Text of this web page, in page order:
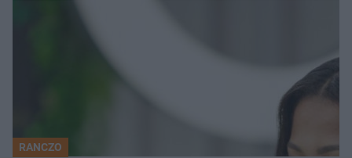
RANCZO